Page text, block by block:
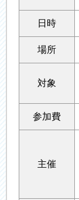
日時
場所
対象
参加費
主催